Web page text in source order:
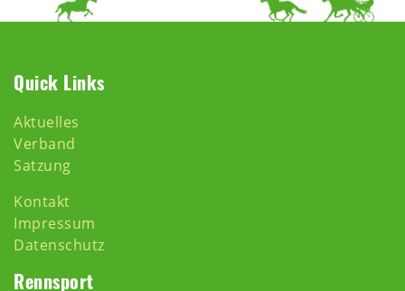
Quick Links
Aktuelles
Verband
Satzung
Kontakt
Impressum
Datenschutz
Rennsport